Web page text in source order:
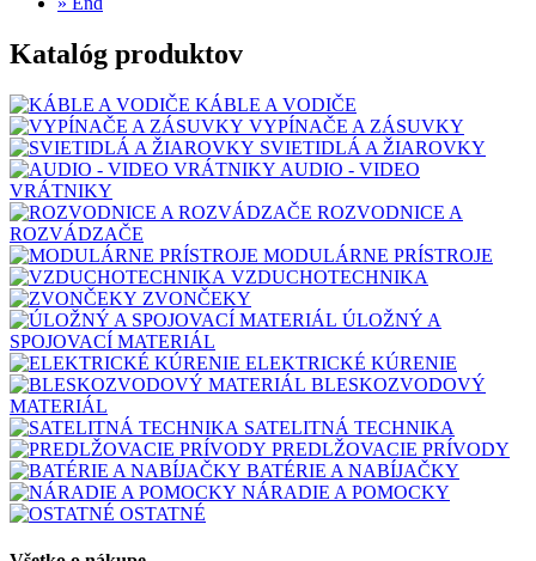
Katalóg produktov
KÁBLE A VODIČE
VYPÍNAČE A ZÁSUVKY
SVIETIDLÁ A ŽIAROVKY
AUDIO - VIDEO
VRÁTNIKY
ROZVODNICE A
ROZVÁDZAČE
MODULÁRNE PRÍSTROJE
VZDUCHOTECHNIKA
ZVONČEKY
ÚLOŽNÝ A
SPOJOVACÍ MATERIÁL
ELEKTRICKÉ KÚRENIE
BLESKOZVODOVÝ
MATERIÁL
SATELITNÁ TECHNIKA
PREDLŽOVACIE PRÍVODY
BATÉRIE A NABÍJAČKY
NÁRADIE A POMOCKY
OSTATNÉ